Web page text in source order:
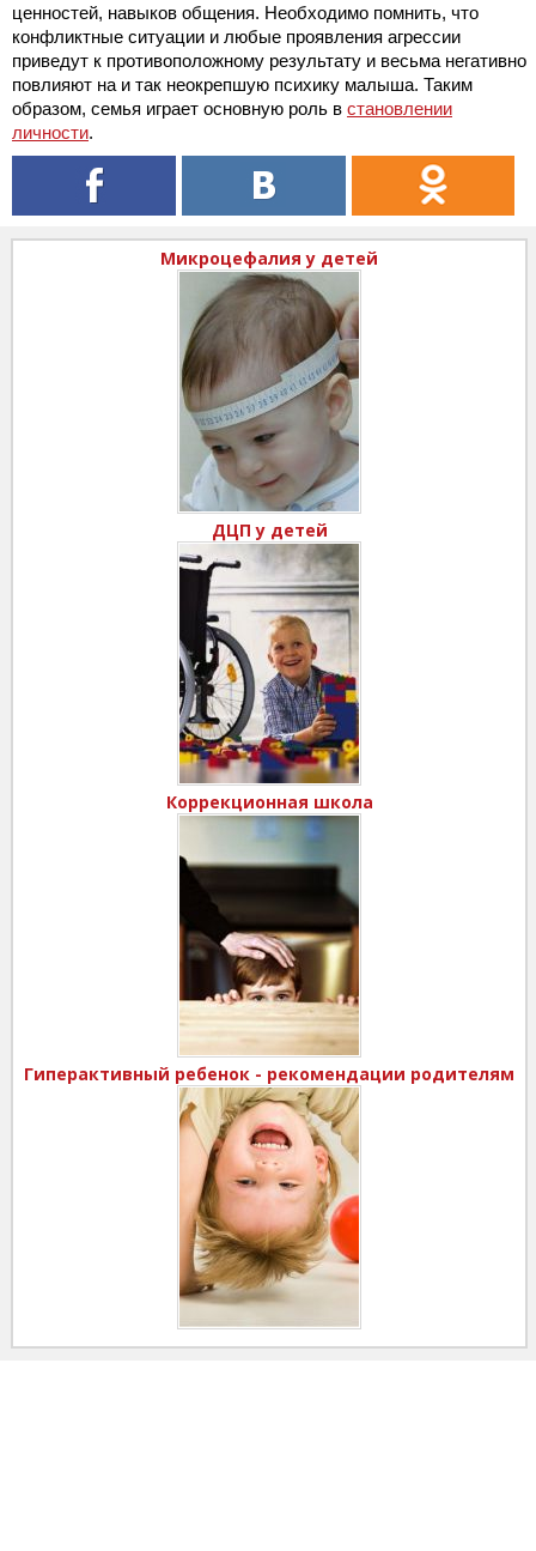
ценностей, навыков общения. Необходимо помнить, что
конфликтные ситуации и любые проявления агрессии
приведут к противоположному результату и весьма негативно
повлияют на и так неокрепшую психику малыша. Таким
образом, семья играет основную роль в становлении
личности.
Микроцефалия у детей
ДЦП у детей
Коррекционная школа
Гиперактивный ребенок - рекомендации родителям